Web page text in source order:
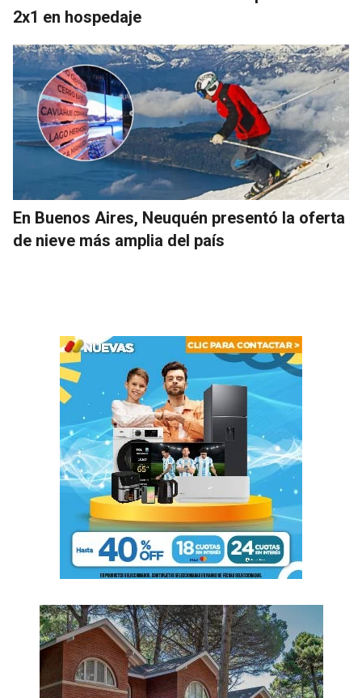
2x1 en hospedaje
En Buenos Aires, Neuquén presentó la oferta
de nieve más amplia del país